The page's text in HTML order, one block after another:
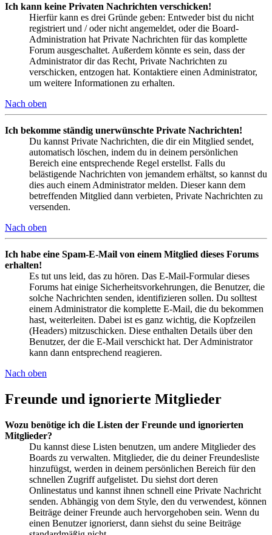
Ich kann keine Privaten Nachrichten verschicken!
Hierfür kann es drei Gründe geben: Entweder bist du nicht
registriert und / oder nicht angemeldet, oder die Board-
Administration hat Private Nachrichten für das komplette
Forum ausgeschaltet. Außerdem könnte es sein, dass der
Administrator dir das Recht, Private Nachrichten zu
verschicken, entzogen hat. Kontaktiere einen Administrator,
um weitere Informationen zu erhalten.
Nach oben
Ich bekomme ständig unerwünschte Private Nachrichten!
Du kannst Private Nachrichten, die dir ein Mitglied sendet,
automatisch löschen, indem du in deinem persönlichen
Bereich eine entsprechende Regel erstellst. Falls du
belästigende Nachrichten von jemandem erhältst, so kannst du
dies auch einem Administrator melden. Dieser kann dem
betreffenden Mitglied dann verbieten, Private Nachrichten zu
versenden.
Nach oben
Ich habe eine Spam-E-Mail von einem Mitglied dieses Forums
erhalten!
Es tut uns leid, das zu hören. Das E-Mail-Formular dieses
Forums hat einige Sicherheitsvorkehrungen, die Benutzer, die
solche Nachrichten senden, identifizieren sollen. Du solltest
einem Administrator die komplette E-Mail, die du bekommen
hast, weiterleiten. Dabei ist es ganz wichtig, die Kopfzeilen
(Headers) mitzuschicken. Diese enthalten Details über den
Benutzer, der die E-Mail verschickt hat. Der Administrator
kann dann entsprechend reagieren.
Nach oben
Freunde und ignorierte Mitglieder
Wozu benötige ich die Listen der Freunde und ignorierten
Mitglieder?
Du kannst diese Listen benutzen, um andere Mitglieder des
Boards zu verwalten. Mitglieder, die du deiner Freundesliste
hinzufügst, werden in deinem persönlichen Bereich für den
schnellen Zugriff aufgelistet. Du siehst dort deren
Onlinestatus und kannst ihnen schnell eine Private Nachricht
senden. Abhängig von dem Style, den du verwendest, können
Beiträge deiner Freunde auch hervorgehoben sein. Wenn du
einen Benutzer ignorierst, dann siehst du seine Beiträge